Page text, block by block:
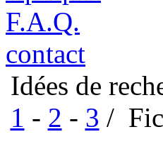
F.A.Q.
contact
Idées de
1 - 2 - 3 /